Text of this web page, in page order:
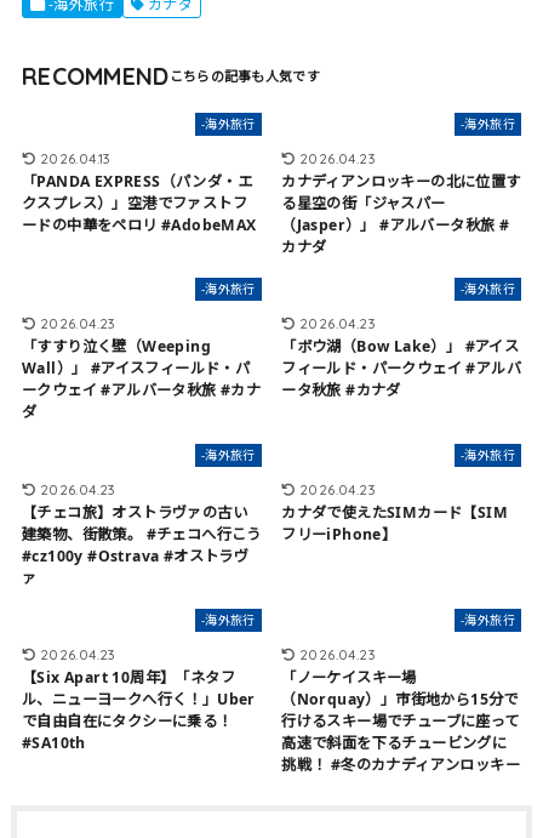
-海外旅行 カナダ
RECOMMEND
-海外旅行
2026.04.13
「PANDA EXPRESS（パンダ・エ
クスプレス）」空港でファストフ
ードの中華をペロリ #AdobeMAX
-海外旅行
2026.04.23
カナディアンロッキーの北に位置す
る星空の街「ジャスパー
（Jasper）」 #アルバータ秋旅 #
カナダ
-海外旅行
2026.04.23
「すすり泣く壁（Weeping
Wall）」 #アイスフィールド・パ
ークウェイ #アルバータ秋旅 #カナ
ダ
-海外旅行
2026.04.23
「ボウ湖（Bow Lake）」 #アイス
フィールド・パークウェイ #アルバ
ータ秋旅 #カナダ
-海外旅行
2026.04.23
【チェコ旅】オストラヴァの古い
建築物、街散策。 #チェコへ行こう
#cz100y #Ostrava #オストラヴ
ァ
-海外旅行
2026.04.23
カナダで使えたSIMカード【SIM
フリーiPhone】
-海外旅行
2026.04.23
【Six Apart 10周年】「ネタフ
ル、ニューヨークへ行く！」Uber
で自由自在にタクシーに乗る！
#SA10th
-海外旅行
2026.04.23
「ノーケイスキー場
（Norquay）」市街地から15分で
行けるスキー場でチューブに座って
高速で斜面を下るチュービングに
挑戦！ #冬のカナディアンロッキー